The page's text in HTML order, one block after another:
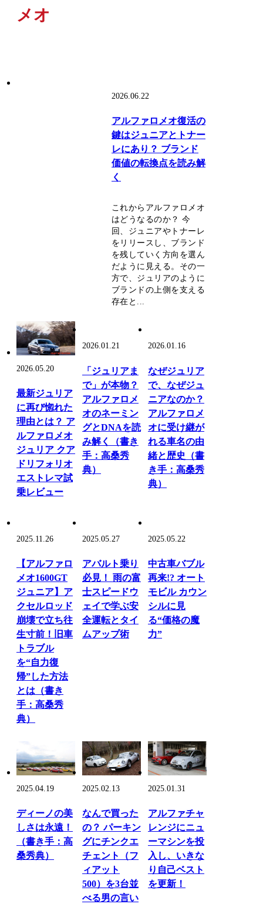
メオ
2026.06.22
アルファロメオ復活の
鍵はジュニアとトナー
レにあり？ ブランド
価値の転換点を読み解
く
これからアルファロメオ
はどうなるのか？ 今
回、ジュニアやトナーレ
をリリースし、ブランド
を残していく方向を選ん
だように見える。その一
方で、ジュリアのように
ブランドの上側を支える
存在と...
2026.05.20
最新ジュリア
に再び惚れた
理由とは？ ア
ルファロメオ
ジュリア クア
ドリフォリオ
エストレマ試
乗レビュー
2026.01.21
「ジュリアま
で」が本物？
アルファロメ
オのネーミン
グとDNAを読
み解く（書き
手：高桑秀
典）
2026.01.16
なぜジュリア
で、なぜジュ
ニアなのか？
アルファロメ
オに受け継が
れる車名の由
緒と歴史（書
き手：高桑秀
典）
2025.11.26
【アルファロ
メオ1600GT
ジュニア】ア
クセルロッド
崩壊で立ち往
生寸前！旧車
トラブル
を“自力復
帰”した方法
とは（書き
手：高桑秀
典）
2025.05.27
アバルト乗り
必見！ 雨の富
士スピードウ
ェイで学ぶ安
全運転とタイ
ムアップ術
2025.05.22
中古車バブル
再来!? オート
モビル カウン
シルに見
る“価格の魔
力”
2025.04.19
ディーノの美
しさは永遠！
（書き手：高
桑秀典）
2025.02.13
なんで買った
の？ パーキン
グにチンクエ
チェント（フ
ィアット
500）を3台並
べる男の言い
2025.01.31
アルファチャ
レンジにニュ
ーマシンを投
入し、いきな
り自己ベスト
を更新！